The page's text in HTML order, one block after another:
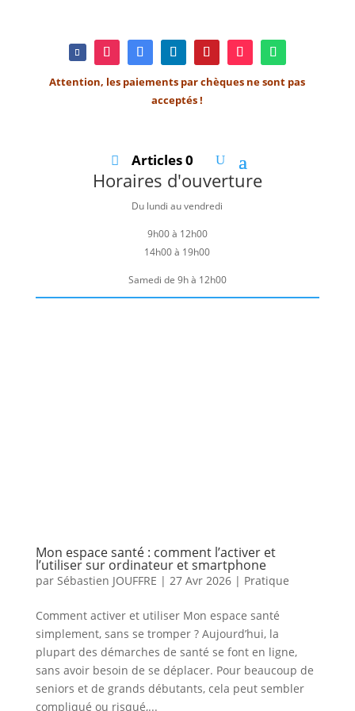
Attention, les paiements par chèques ne sont pas
acceptés !
Articles 0
Horaires d'ouverture
Du lundi au vendredi
9h00 à 12h00
14h00 à 19h00
Samedi de 9h à 12h00
Mon espace santé : comment l’activer et
l’utiliser sur ordinateur et smartphone
par Sébastien JOUFFRE | 27 Avr 2026| Pratique
Comment activer et utiliser Mon espace santé
simplement, sans se tromper ? Aujourd’hui, la
plupart des démarches de santé se font en ligne,
sans avoir besoin de se déplacer. Pour beaucoup de
seniors et de grands débutants, cela peut sembler
compliqué ou risqué,...